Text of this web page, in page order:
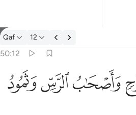
Tafsir: Qaf 50:12
Qaf 12
50:12
قبلهم قوم نوح واصحاب الرس وثمود ١٢
قَوْمُ نُوحٍۢ وَأَصْحَـٰبُ ٱلرَّسِّ وَثَمُودُ ١٢
ﲯﲰﲱ